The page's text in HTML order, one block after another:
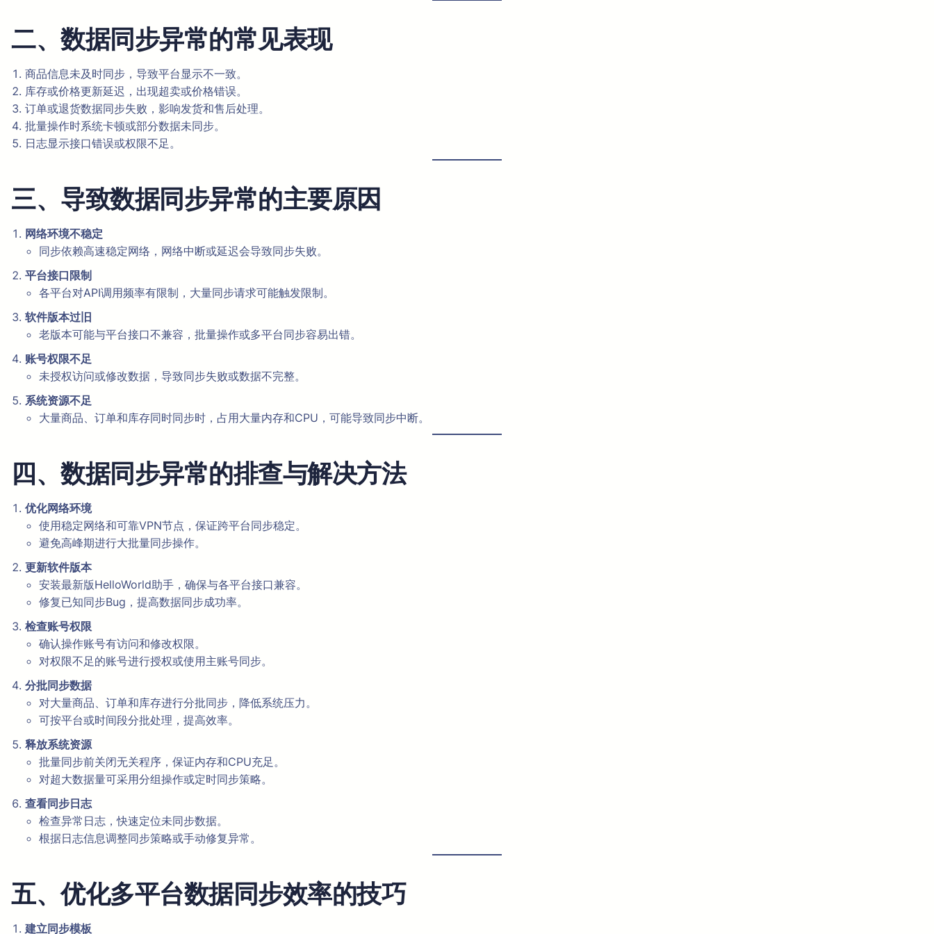
二、数据同步异常的常见表现
商品信息未及时同步，导致平台显示不一致。
库存或价格更新延迟，出现超卖或价格错误。
订单或退货数据同步失败，影响发货和售后处理。
批量操作时系统卡顿或部分数据未同步。
日志显示接口错误或权限不足。
三、导致数据同步异常的主要原因
网络环境不稳定
同步依赖高速稳定网络，网络中断或延迟会导致同步失败。
平台接口限制
各平台对API调用频率有限制，大量同步请求可能触发限制。
软件版本过旧
老版本可能与平台接口不兼容，批量操作或多平台同步容易出错。
账号权限不足
未授权访问或修改数据，导致同步失败或数据不完整。
系统资源不足
大量商品、订单和库存同时同步时，占用大量内存和CPU，可能导致同步中断。
四、数据同步异常的排查与解决方法
优化网络环境
使用稳定网络和可靠VPN节点，保证跨平台同步稳定。
避免高峰期进行大批量同步操作。
更新软件版本
安装最新版HelloWorld助手，确保与各平台接口兼容。
修复已知同步Bug，提高数据同步成功率。
检查账号权限
确认操作账号有访问和修改权限。
对权限不足的账号进行授权或使用主账号同步。
分批同步数据
对大量商品、订单和库存进行分批同步，降低系统压力。
可按平台或时间段分批处理，提高效率。
释放系统资源
批量同步前关闭无关程序，保证内存和CPU充足。
对超大数据量可采用分组操作或定时同步策略。
查看同步日志
检查异常日志，快速定位未同步数据。
根据日志信息调整同步策略或手动修复异常。
五、优化多平台数据同步效率的技巧
建立同步模板